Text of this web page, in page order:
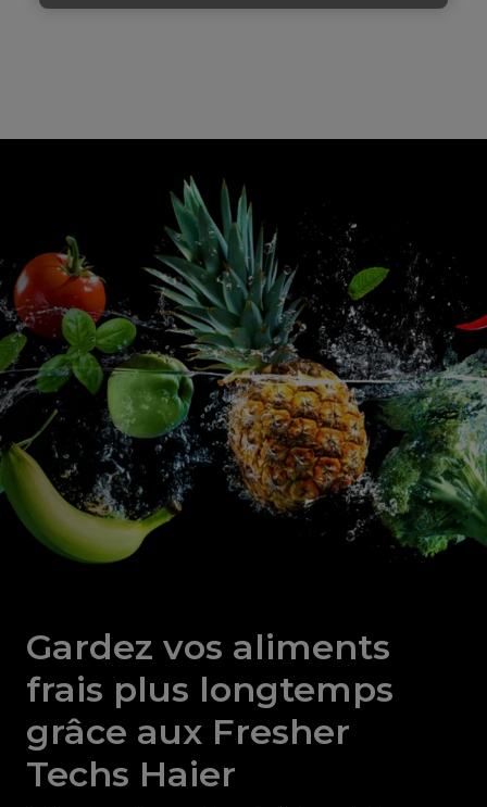
Gardez vos aliments
frais plus longtemps
grâce aux Fresher
Techs Haier